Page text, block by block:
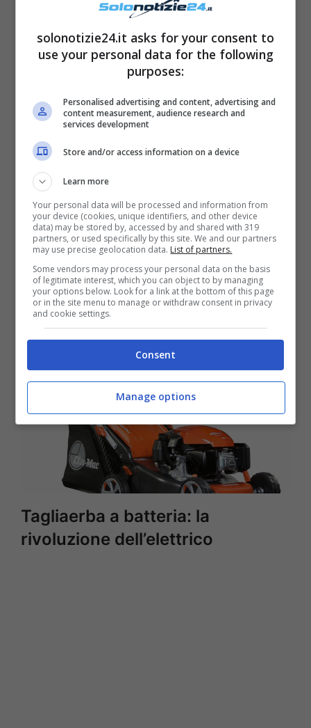
ottimizzare gli spazi
Mercato del lavoro a Como: qual
è la situazione attuale?
Tagliaerba a batteria: la
rivoluzione dell’elettrico
solonotizie24.it asks for your consent to
use your personal data for the following
purposes:
Personalised advertising and content, advertising and
content measurement, audience research and
services development
Store and/or access information on a device
Learn more
Your personal data will be processed and information from
your device (cookies, unique identifiers, and other device
data) may be stored by, accessed by and shared with 319
partners, or used specifically by this site. We and our partners
may use precise geolocation data. List of partners.
Some vendors may process your personal data on the basis
of legitimate interest, which you can object to by managing
your options below. Look for a link at the bottom of this page
or in the site menu to manage or withdraw consent in privacy
and cookie settings.
Consent
Manage options